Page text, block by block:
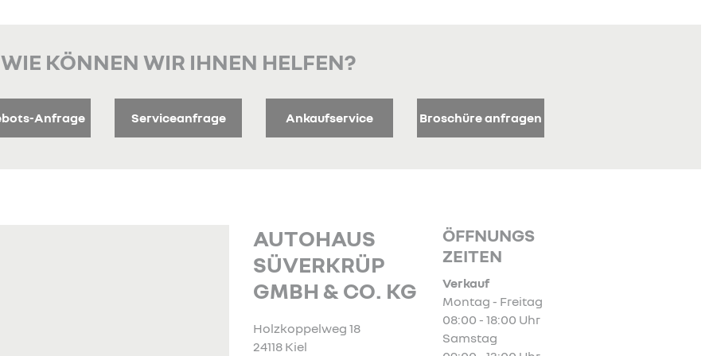
WIE KÖNNEN WIR IHNEN HELFEN?
Anfrage Serviceanfrage Ankaufservice Broschüre anfragen
AUTOHAUS
SÜVERKRÜP
GMBH & CO. KG
Holzkoppelweg 18
24118 Kiel
ÖFFNUNGS
ZEITEN
Verkauf
Montag - Freitag
08:00 - 18:00 Uhr
Samstag